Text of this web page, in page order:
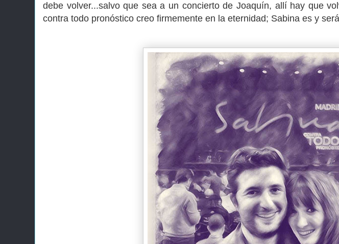
debe volver...salvo que sea a un concierto de Joaquín, allí hay que
contra todo pronóstico creo firmemente en la eternidad; Sabina es y